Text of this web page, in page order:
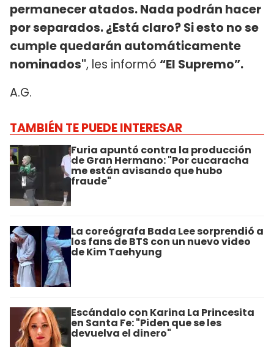
permanecer atados. Nada podrán hacer
por separados. ¿Está claro? Si esto no se
cumple quedarán automáticamente
nominados", les informó “El Supremo”.
A.G.
TAMBIÉN TE PUEDE INTERESAR
Furia apuntó contra la producción
de Gran Hermano: "Por cucaracha
me están avisando que hubo
fraude"
La coreógrafa Bada Lee sorprendió a
los fans de BTS con un nuevo video
de Kim Taehyung
Escándalo con Karina La Princesita
en Santa Fe: "Piden que se les
devuelva el dinero"